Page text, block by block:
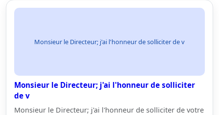
Monsieur le Directeur; j'ai l'honneur de solliciter de v
Monsieur le Directeur; j'ai l'honneur de solliciter
de v
Monsieur le Directeur; j'ai l'honneur de solliciter de votre